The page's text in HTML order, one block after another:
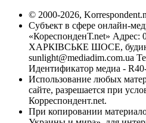
© 2000-2026,
Субъект в сфере онлайн-
«КореспонденТ.net» Адрес:
ХАРКІВСЬКЕ ШОСЕ,
sunlight@mediadim.com.ua
Идентификатор медиа -
Использование любых
сайте, разрешается при
Корреспондент.net.
При копировании